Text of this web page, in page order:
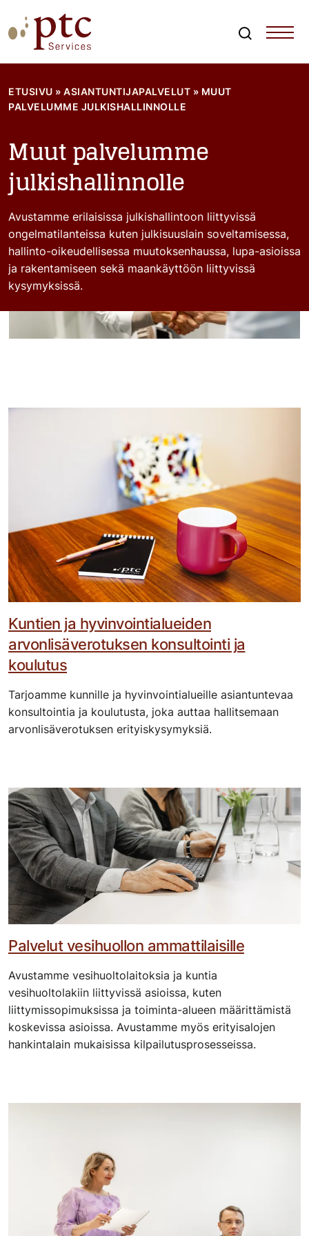
to
content
ETUSIVU » ASIANTUNTIJAPALVELUT » MUUT
PALVELUMME JULKISHALLINNOLLE
Muut palvelumme
julkishallinnolle
Avustamme erilaisissa julkishallintoon liittyvissä
ongelmatilanteissa kuten julkisuuslain soveltamisessa,
hallinto-oikeudellisessa muutoksenhaussa, lupa-asioissa
ja rakentamiseen sekä maankäyttöön liittyvissä
kysymyksissä.
Kuntien ja hyvinvointialueiden
arvonlisäverotuksen konsultointi ja
koulutus
Tarjoamme kunnille ja hyvinvointialueille asiantuntevaa
konsultointia ja koulutusta, joka auttaa hallitsemaan
arvonlisäverotuksen erityiskysymyksiä.
Palvelut vesihuollon ammattilaisille
Avustamme vesihuoltolaitoksia ja kuntia
vesihuoltolakiin liittyvissä asioissa, kuten
liittymissopimuksissa ja toiminta-alueen määrittämistä
koskevissa asioissa. Avustamme myös erityisalojen
hankintalain mukaisissa kilpailutusprosesseissa.